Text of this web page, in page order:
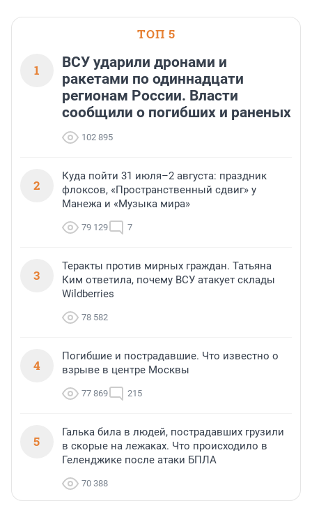
ТОП 5
1
ВСУ ударили дронами и
ракетами по одиннадцати
регионам России. Власти
сообщили о погибших и раненых
102 895
2
Куда пойти 31 июля–2 августа: праздник
флоксов, «Пространственный сдвиг» у
Манежа и «Музыка мира»
79 129 7
3
Теракты против мирных граждан. Татьяна
Ким ответила, почему ВСУ атакует склады
Wildberries
78 582
4
Погибшие и пострадавшие. Что известно о
взрыве в центре Москвы
77 869 215
5
Галька била в людей, пострадавших грузили
в скорые на лежаках. Что происходило в
Геленджике после атаки БПЛА
70 388